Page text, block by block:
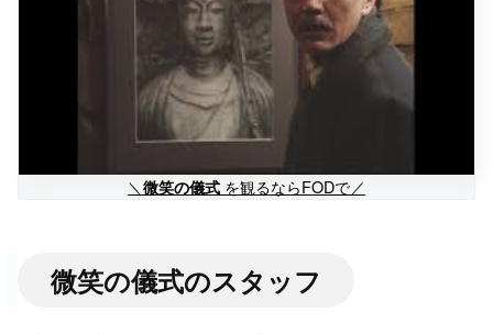
＼ 微笑の儀式 を観るならFODで／
微笑の儀式のスタッフ